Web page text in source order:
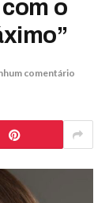
o
comentário